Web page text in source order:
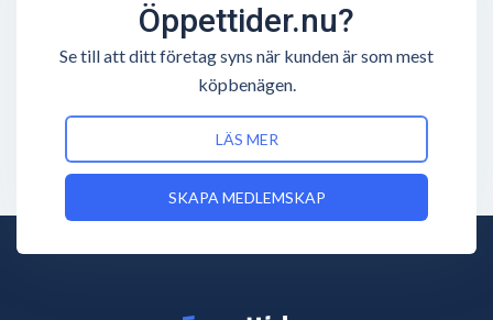
Öppettider.nu?
Se till att ditt företag syns när kunden är som mest
köpbenägen.
LÄS MER
SKAPA MEDLEMSKAP